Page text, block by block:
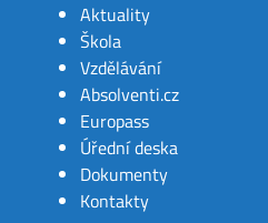
Aktuality
Škola
Vzdělávání
Absolventi.cz
Europass
Úřední deska
Dokumenty
Kontakty